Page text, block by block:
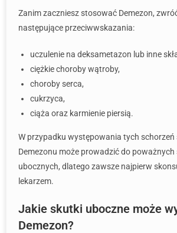
Zanim zaczniesz stosować Demezon,
następujące przeciwwskazania:
uczulenie na deksametazon lub inne
ciężkie choroby wątroby,
choroby serca,
cukrzyca,
ciąża oraz karmienie piersią.
W przypadku występowania tych
Demezonu może prowadzić do
ubocznych, dlatego zawsze najpierw
lekarzem.
Jakie skutki uboczne może
Demezon?